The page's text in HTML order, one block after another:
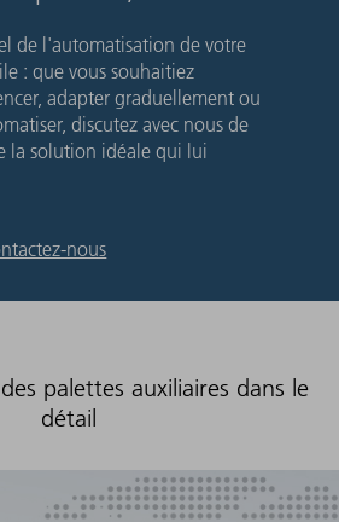
de l'automatisation de votre
: que vous souhaitiez
adapter graduellement ou
discutez avec nous de
la solution idéale qui lui
nous
palettes auxiliaires dans le
détail